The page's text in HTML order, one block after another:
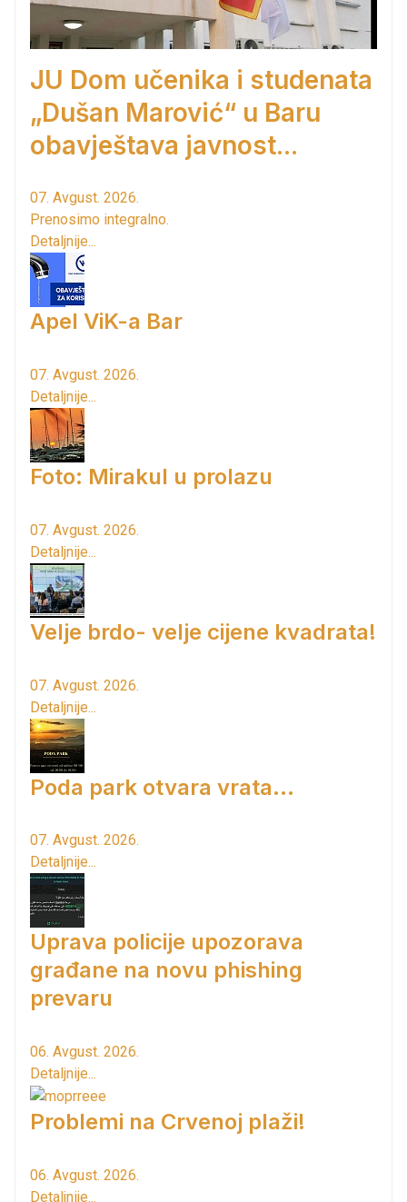
JU Dom učenika i studenata
„Dušan Marović“ u Baru
obavještava javnost...
07. Avgust. 2026.
Prenosimo integralno.
Detaljnije...
Apel ViK-a Bar
07. Avgust. 2026.
Detaljnije...
Foto: Mirakul u prolazu
07. Avgust. 2026.
Detaljnije...
Velje brdo- velje cijene kvadrata!
07. Avgust. 2026.
Detaljnije...
Poda park otvara vrata...
07. Avgust. 2026.
Detaljnije...
Uprava policije upozorava
građane na novu phishing
prevaru
06. Avgust. 2026.
Detaljnije...
Problemi na Crvenoj plaži!
06. Avgust. 2026.
Detaljnije...